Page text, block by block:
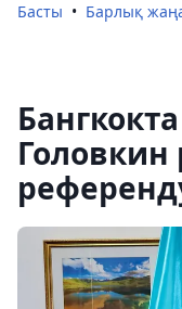
Басты Барлық